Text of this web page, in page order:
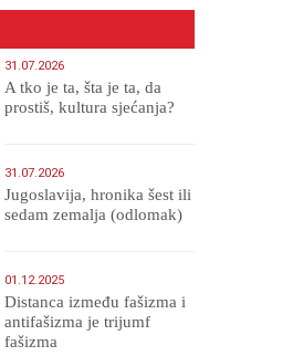
31.07.2026
A tko je ta, šta je ta, da
prostiš, kultura sjećanja?
31.07.2026
Jugoslavija, hronika šest ili
sedam zemalja (odlomak)
01.12.2025
Distanca između fašizma i
antifašizma je trijumf
fašizma